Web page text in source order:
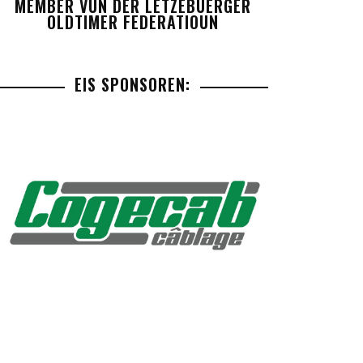
MEMBER VUN DER LETZEBUERGER
OLDTIMER FEDERATIOUN
EIS SPONSOREN: